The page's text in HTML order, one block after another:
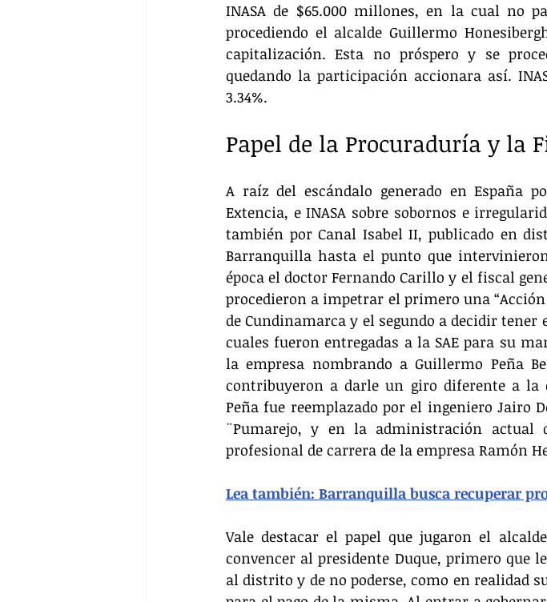
INASA de $65.000 millones, en la cual no
procediendo el alcalde Guillermo
capitalización. Esta no próspero y se
quedando la participación accionara así.
3.34%.
Papel de la Procuraduría y la
A raíz del escándalo generado en España
Extencia, e INASA sobre sobornos e
también por Canal Isabel II, publicado en
Barranquilla hasta el punto que
época el doctor Fernando Carillo y el fiscal
procedieron a impetrar el primero una
de Cundinamarca y el segundo a decidir tener
cuales fueron entregadas a la SAE para su
la empresa nombrando a Guillermo Peña
contribuyeron a darle un giro diferente a la
Peña fue reemplazado por el ingeniero Jairo
¨Pumarejo, y en la administración actual
profesional de carrera de la empresa Ramón
Lea también: Barranquilla busca recuperar
Vale destacar el papel que jugaron el
convencer al presidente Duque, primero que
al distrito y de no poderse, como en realidad